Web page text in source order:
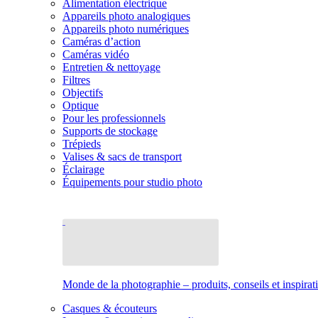
Alimentation électrique
Appareils photo analogiques
Appareils photo numériques
Caméras d’action
Caméras vidéo
Entretien & nettoyage
Filtres
Objectifs
Optique
Pour les professionnels
Supports de stockage
Trépieds
Valises & sacs de transport
Éclairage
Équipements pour studio photo
Monde de la photographie – produits, conseils et
Casques & écouteurs